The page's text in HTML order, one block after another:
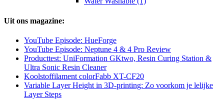
Uit ons magazine:
YouTube Episode: HueForge
YouTube Episode: Neptune 4 & 4 Pro Review
Producttest: UniFormation GKtwo, Resin Curing Station &
Ultra Sonic Resin Cleaner
Koolstoffilament colorFabb XT-CF20
Variable Layer Height in 3D-printing: Zo voorkom je lelijke
Layer Steps